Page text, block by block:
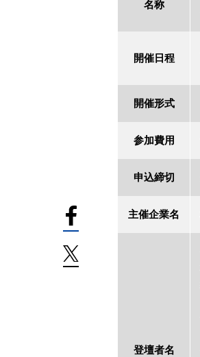
名称
開催日程
開催形式
参加費用
申込締切
主催企業名
登壇者名